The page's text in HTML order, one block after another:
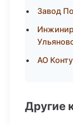
Завод
АО
Другие